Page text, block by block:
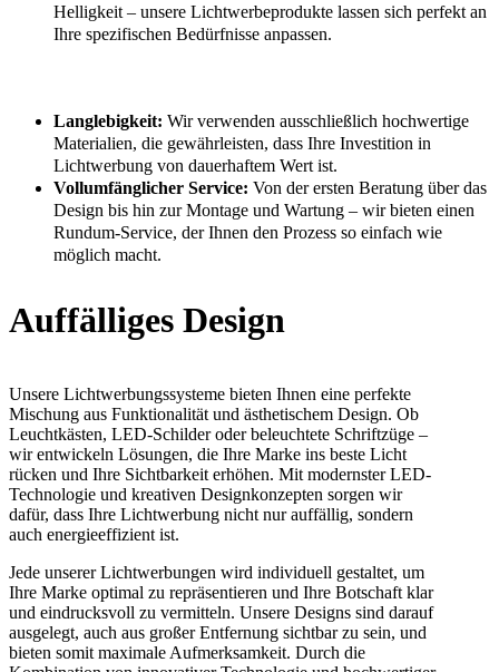
Helligkeit – unsere Lichtwerbeprodukte lassen sich perfekt an
Ihre spezifischen Bedürfnisse anpassen.
Langlebigkeit: Wir verwenden ausschließlich hochwertige
Materialien, die gewährleisten, dass Ihre Investition in
Lichtwerbung von dauerhaftem Wert ist.
Vollumfänglicher Service: Von der ersten Beratung über das
Design bis hin zur Montage und Wartung – wir bieten einen
Rundum-Service, der Ihnen den Prozess so einfach wie
möglich macht.
Auffälliges Design
Unsere Lichtwerbungssysteme bieten Ihnen eine perfekte
Mischung aus Funktionalität und ästhetischem Design. Ob
Leuchtkästen, LED-Schilder oder beleuchtete Schriftzüge –
wir entwickeln Lösungen, die Ihre Marke ins beste Licht
rücken und Ihre Sichtbarkeit erhöhen. Mit modernster LED-
Technologie und kreativen Designkonzepten sorgen wir
dafür, dass Ihre Lichtwerbung nicht nur auffällig, sondern
auch energieeffizient ist.
Jede unserer Lichtwerbungen wird individuell gestaltet, um
Ihre Marke optimal zu repräsentieren und Ihre Botschaft klar
und eindrucksvoll zu vermitteln. Unsere Designs sind darauf
ausgelegt, auch aus großer Entfernung sichtbar zu sein, und
bieten somit maximale Aufmerksamkeit. Durch die